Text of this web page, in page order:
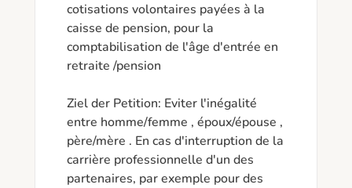
cotisations volontaires payées à la
caisse de pension, pour la
comptabilisation de l'âge d'entrée en
retraite /pension
Ziel der Petition: Eviter l'inégalité
entre homme/femme , époux/épouse ,
père/mère . En cas d'interruption de la
carrière professionnelle d'un des
partenaires, par exemple pour des